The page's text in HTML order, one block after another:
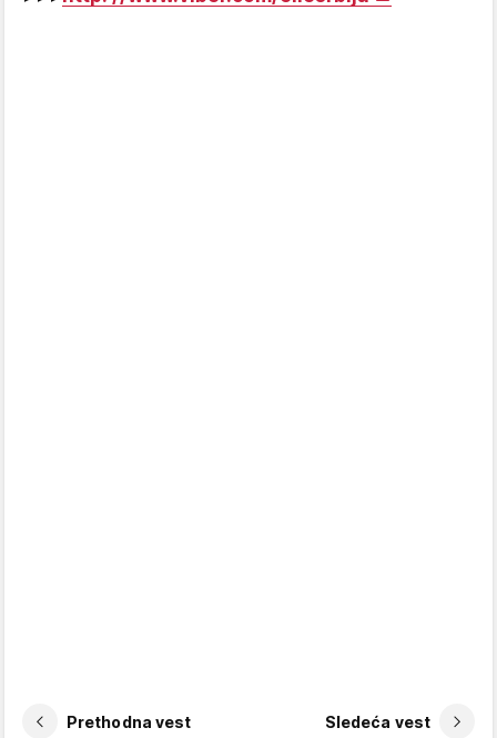
Prethodna vest Sledeća vest